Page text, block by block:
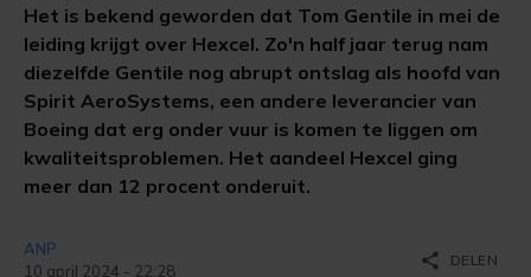
Het is bekend geworden dat Tom Gentile in mei de
leiding krijgt over Hexcel. Zo'n half jaar terug nam
diezelfde Gentile nog abrupt ontslag als hoofd van
Spirit AeroSystems, een andere leverancier van
Boeing dat erg onder vuur is komen te liggen om
kwaliteitsproblemen. Het aandeel Hexcel ging
meer dan 12 procent onderuit.
ANP
10 april 2024 - 22:28
share DELEN